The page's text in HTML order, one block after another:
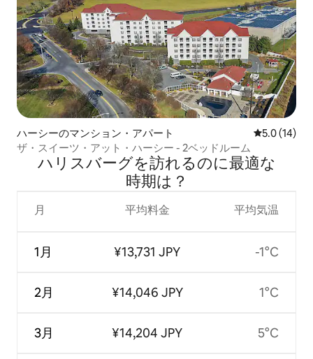
ハーシーのマンション・アパート レビュー14
5.0 (14)
ザ・スイーツ・アット・ハーシー - 2ベッドルーム
ハリスバーグを訪⁠れ⁠るの⁠に最⁠適⁠な
時⁠期⁠は⁠？
月
1月
2月
3月
平均料金
¥13,731 JPY
¥14,046 JPY
¥14,204 JPY
平均気温
-1°C
1°C
5°C